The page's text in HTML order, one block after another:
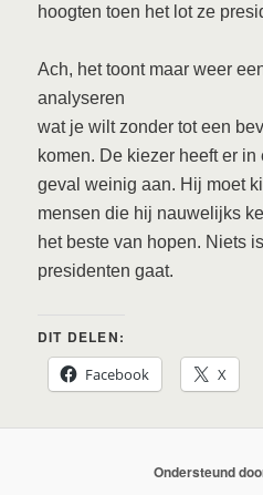
hoogten toen het lot ze
Ach, het toont maar weer
analyseren
wat je wilt zonder tot een
komen. De kiezer heeft er in
geval weinig aan. Hij moet
mensen die hij nauwelijks
het beste van hopen. Niets
presidenten gaat.
DIT DELEN:
Facebook
X
Ondersteund